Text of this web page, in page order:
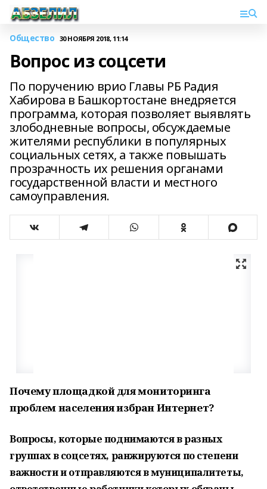
Общество 30 НОЯБРЯ 2018, 11:14
Вопрос из соцсети
По поручению врио Главы РБ Радия
Хабирова в Башкортостане внедряется
программа, которая позволяет выявлять
злободневные вопросы, обсуждаемые
жителями республики в популярных
социальных сетях, а также повышать
прозрачность их решения органами
государственной власти и местного
самоуправления.
Почему площадкой для мониторинга
проблем населения избран Интернет?
Вопросы, которые поднимаются в разных
группах в соцсетях, ранжируются по степени
важности и отправляются в муниципалитеты,